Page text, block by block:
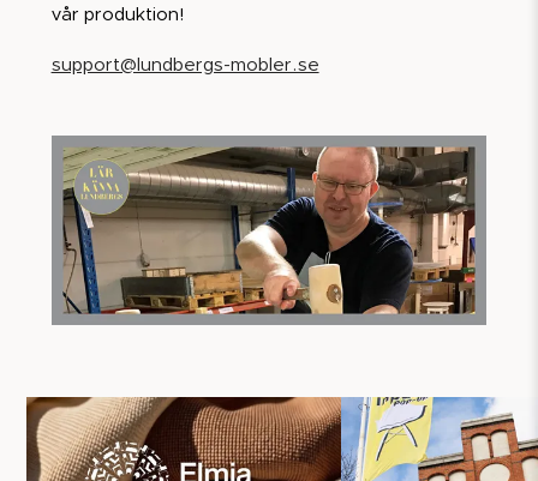
vår produktion!
support@lundbergs-mobler.se